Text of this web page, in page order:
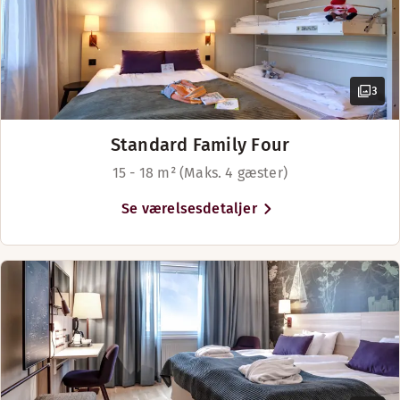
3
Standard Family Four
15 - 18 m² (Maks. 4 gæster)
Se værelsesdetaljer